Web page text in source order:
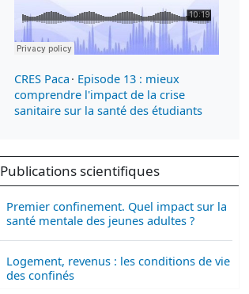
CRES Paca · Episode 13 : mieux
comprendre l'impact de la crise
sanitaire sur la santé des étudiants
Publications scientifiques
Premier confinement. Quel impact sur la
santé mentale des jeunes adultes ?
Logement, revenus : les conditions de vie
des confinés